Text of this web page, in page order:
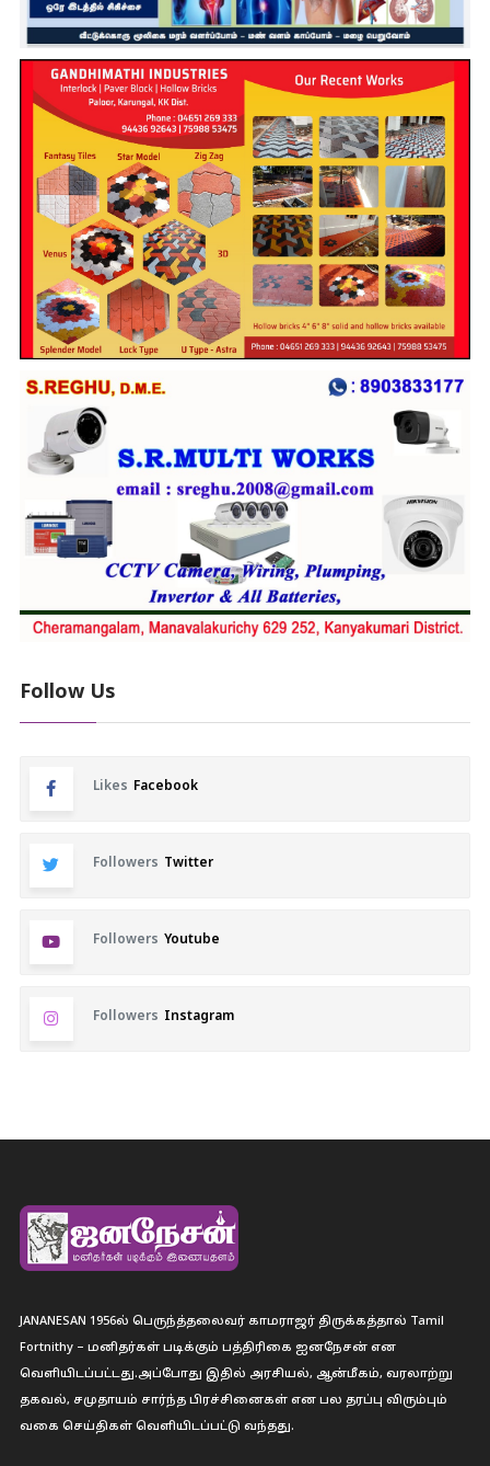
Follow Us
Likes Facebook
Followers Twitter
Followers Youtube
Followers Instagram
JANANESAN 1956ல் பெருந்த்தலைவர் காமராஜர் திருக்கத்தால் Tamil
Fortnithy – மனிதர்கள் படிக்கும் பத்திரிகை ஐனநேசன் என
வெளியிடப்பட்டது.அப்போது இதில் அரசியல், ஆன்மீகம், வரலாற்று
தகவல், சமுதாயம் சார்ந்த பிரச்சினைகள் என பல தரப்பு விரும்பும்
வகை செய்திகள் வெளியிடப்பட்டு வந்தது.